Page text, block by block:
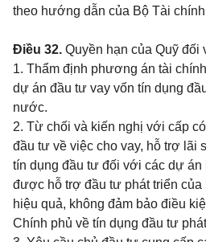
theo hướng dẫn của Bộ Tài
Điều 32. Quyền hạn của Quỹ đối
1. Thẩm định phương án tài
dự án đầu tư vay vốn tín dụng
nước.
2. Từ chối và kiến nghị với cấp
đầu tư về việc cho vay, hỗ trợ lãi
tín dụng đầu tư đối với các dự
được hỗ trợ đầu tư phát triển
hiệu quả, không đảm bảo điều
Chính phủ về tín dụng đầu tư